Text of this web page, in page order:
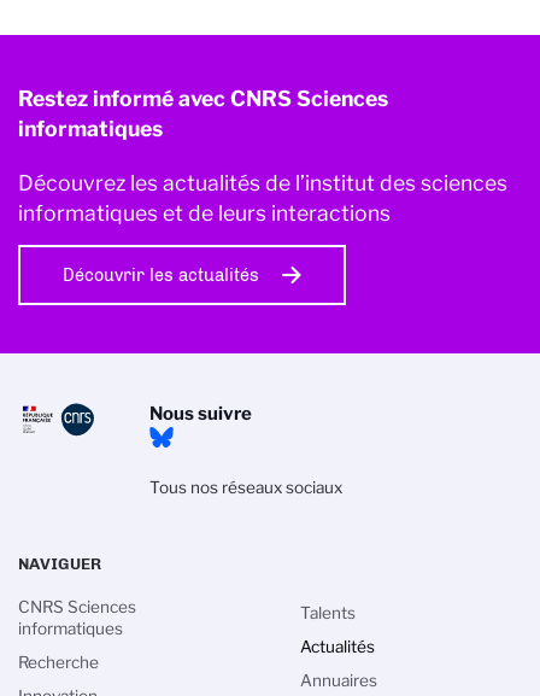
Restez informé avec CNRS Sciences
informatiques
Découvrez les actualités de l’institut des sciences
informatiques et de leurs interactions
Découvrir les actualités
Nous suivre
Tous nos réseaux sociaux
NAVIGUER
CNRS Sciences
informatiques
Recherche
Talents
Actualités
Annuaires